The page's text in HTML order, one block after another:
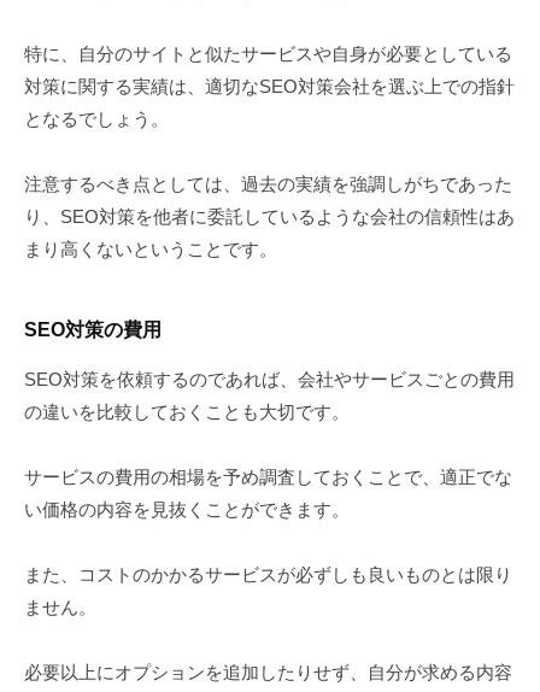
特に、自分のサイトと似たサービスや自身が必要としている
対策に関する実績は、適切なSEO対策会社を選ぶ上での指針
となるでしょう。
注意するべき点としては、過去の実績を強調しがちであった
り、SEO対策を他者に委託しているような会社の信頼性はあ
まり高くないということです。
SEO対策の費用
SEO対策を依頼するのであれば、会社やサービスごとの費用
の違いを比較しておくことも大切です。
サービスの費用の相場を予め調査しておくことで、適正でな
い価格の内容を見抜くことができます。
また、コストのかかるサービスが必ずしも良いものとは限り
ません。
必要以上にオプションを追加したりせず、自分が求める内容